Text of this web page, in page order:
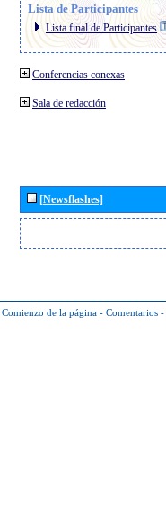
Lista de Participantes
Lista final de Participantes
Conferencias conexas
Sala de redacción
[Newsflashes]
Comienzo de la página - Comentarios -